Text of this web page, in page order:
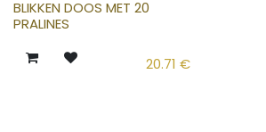
Nieuw!
BLIKKEN DOOS MET 20
PRALINES
20.71 €